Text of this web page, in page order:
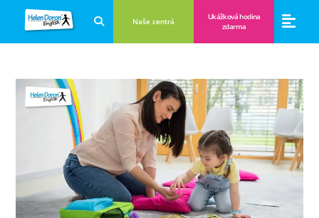
Naše centrá
Ukážková hodina
zdarma